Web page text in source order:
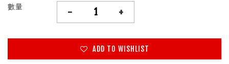
數量 - +
ADD TO WISHLIST